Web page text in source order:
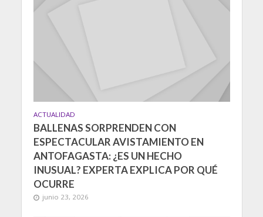
ACTUALIDAD
BALLENAS SORPRENDEN CON
ESPECTACULAR AVISTAMIENTO EN
ANTOFAGASTA: ¿ES UN HECHO
INUSUAL? EXPERTA EXPLICA POR QUÉ
OCURRE
junio 23, 2026